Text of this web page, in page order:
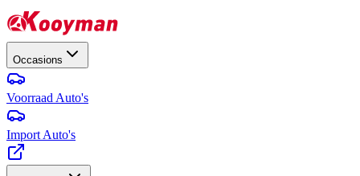
Occasions
Voorraad Auto's
Import Auto's